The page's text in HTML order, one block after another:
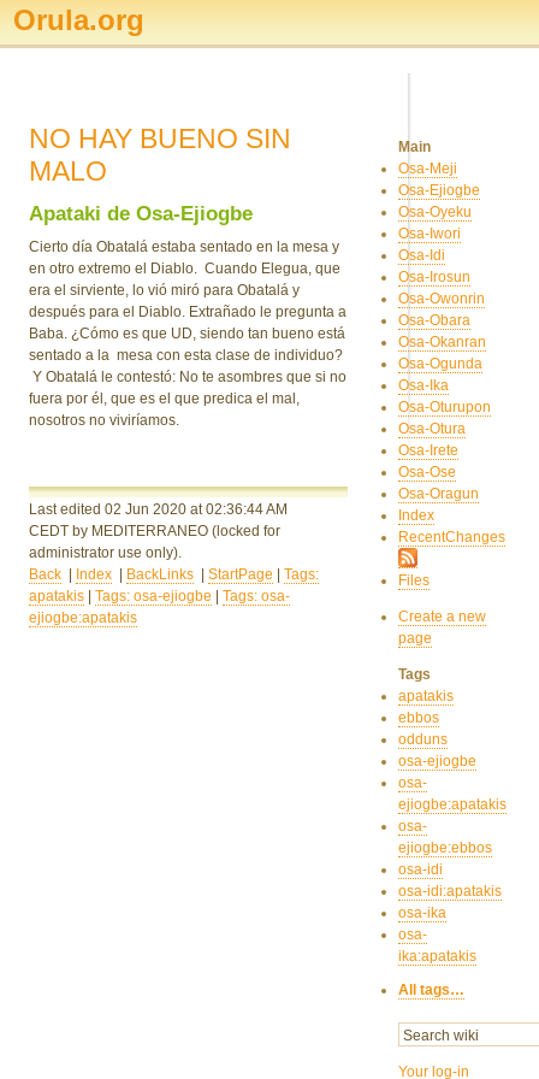
Orula.org
NO HAY BUENO SIN
MALO
Apataki de Osa-Ejiogbe
Cierto día Obatalá estaba sentado en la mesa y
en otro extremo el Diablo. Cuando Elegua, que
era el sirviente, lo vió miró para Obatalá y
después para el Diablo. Extrañado le pregunta a
Baba. ¿Cómo es que UD, siendo tan bueno está
sentado a la mesa con esta clase de individuo?
Y Obatalá le contestó: No te asombres que si no
fuera por él, que es el que predica el mal,
nosotros no viviríamos.
Last edited 02 Jun 2020at 02:36:44 AM
CEDTby MEDITERRANEO(locked for
administrator use only).
Back | Index | BackLinks |StartPage |Tags:
apatakis |Tags: osa-ejiogbe |Tags: osa-
ejiogbe:apatakis
Main
Osa-Meji
Osa-Ejiogbe
Osa-Oyeku
Osa-Iwori
Osa-Idi
Osa-Irosun
Osa-Owonrin
Osa-Obara
Osa-Okanran
Osa-Ogunda
Osa-Ika
Osa-Oturupon
Osa-Otura
Osa-Irete
Osa-Ose
Osa-Oragun
Index
RecentChanges
Files
Create a new
page
Tags
apatakis
ebbos
odduns
osa-ejiogbe
osa-
ejiogbe:apatakis
osa-
ejiogbe:ebbos
osa-idi
osa-idi:apatakis
osa-ika
osa-
ika:apatakis
All tags…
Your log-in